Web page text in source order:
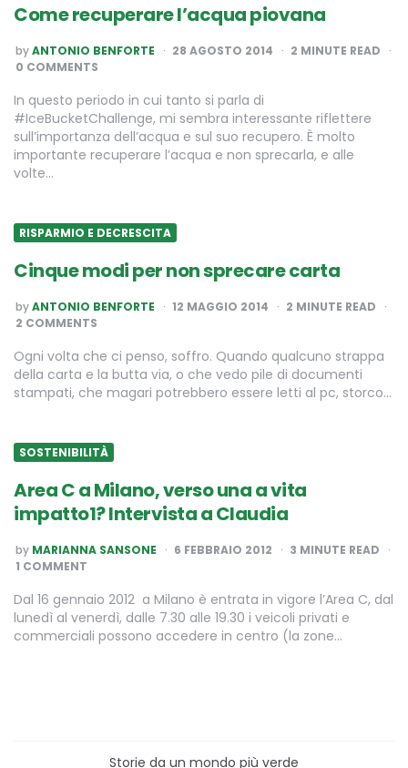
Come recuperare l’acqua piovana
POSTED
BY
byANTONIO BENFORTE 28 AGOSTO 2014 2 MINUTE READ
0 COMMENTS
In questo periodo in cui tanto si parla di
#IceBucketChallenge, mi sembra interessante riflettere
sull’importanza dell’acqua e sul suo recupero. È molto
importante recuperare l’acqua e non sprecarla, e alle
volte…
RISPARMIO E DECRESCITA
Cinque modi per non sprecare carta
POSTED
BY
byANTONIO BENFORTE 12 MAGGIO 2014 2 MINUTE READ
2 COMMENTS
Ogni volta che ci penso, soffro. Quando qualcuno strappa
della carta e la butta via, o che vedo pile di documenti
stampati, che magari potrebbero essere letti al pc, storco…
SOSTENIBILITÀ
Area C a Milano, verso una a vita
impatto1? Intervista a Claudia
POSTED
BY
by MARIANNA SANSONE 6 FEBBRAIO 2012 3 MINUTE READ
1 COMMENT
Dal 16 gennaio 2012 a Milano è entrata in vigore l’Area C, dal
lunedì al venerdì, dalle 7.30 alle 19.30 i veicoli privati e
commerciali possono accedere in centro (la zone…
Storie da un mondo più verde